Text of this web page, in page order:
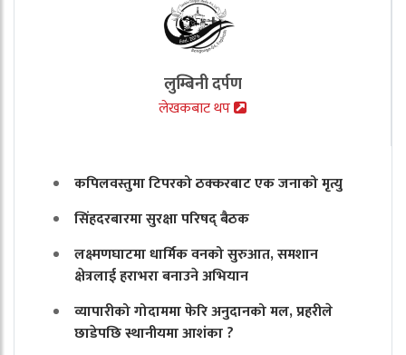
लुम्बिनी दर्पण
लेखकबाट थप
कपिलवस्तुमा टिपरको ठक्करबाट एक जनाको मृत्यु
सिंहदरबारमा सुरक्षा परिषद् बैठक
लक्ष्मणघाटमा धार्मिक वनको सुरुआत, समशान
क्षेत्रलाई हराभरा बनाउने अभियान
व्यापारीको गोदाममा फेरि अनुदानको मल, प्रहरीले
छाडेपछि स्थानीयमा आशंका ?